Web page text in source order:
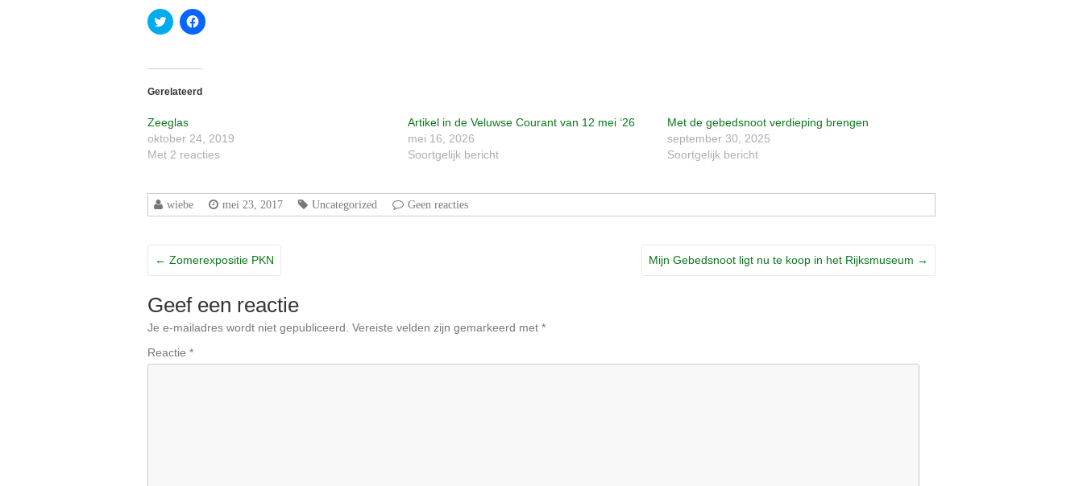
Klik
om
Twitter
in
venster
geopend)
Klik
om
Facebook
in
geopend)
Gerelateerd
Zeeglas
oktober 24, 2019
Met 2 reacties
Artikel in de Veluwse Courant van 12 mei ‘26
mei 16, 2026
Soortgelijk bericht
Met de gebedsnoot verdieping brengen
september 30, 2025
Soortgelijk bericht
wiebe mei 23, 2017 Uncategorized Geen reacties
← Zomerexpositie PKN Mijn Gebedsnoot ligt nu te koop in het Rijksmuseum →
Geef een reactie
Je e-mailadres wordt niet gepubliceerd. Vereiste velden zijn gemarkeerd met *
Reactie *